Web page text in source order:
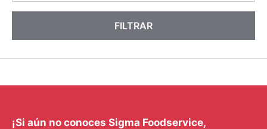
FILTRAR
¡Si aún no conoces Sigma Foodservice,